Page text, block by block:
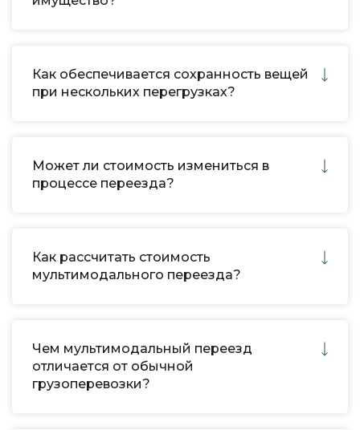
Как обеспечивается сохранность вещей
при нескольких перегрузках?
Может ли стоимость измениться в
процессе переезда?
Как рассчитать стоимость
мультимодального переезда?
Чем мультимодальный переезд
отличается от обычной
грузоперевозки?